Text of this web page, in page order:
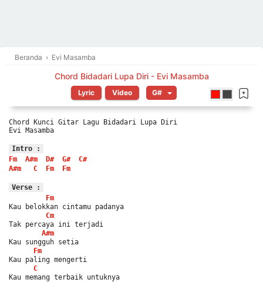
Beranda › Evi Masamba
Chord Bidadari Lupa Diri - Evi Masamba
Lyric Video
Chord Kunci Gitar Lagu Bidadari Lupa Diri
Evi Masamba
Intro :
Fm
A#m D# G#
C#
A#m
C Fm Fm
Verse :
Fm
Kau belokkan cintamu padanya
Cm
Tak percaya ini terjadi
A#m
Kau sungguh setia
Fm
Kau paling mengerti
C
Kau memang terbaik untuknya